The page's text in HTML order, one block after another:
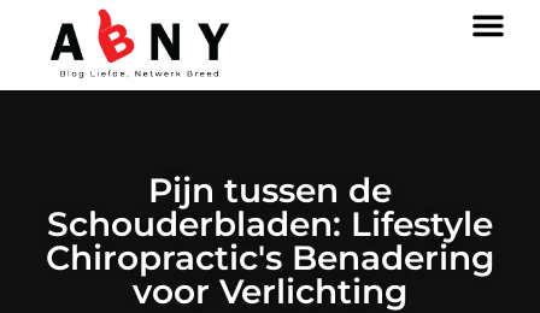
Pijn tussen de
Schouderbladen: Lifestyle
Chiropractic's Benadering
voor Verlichting